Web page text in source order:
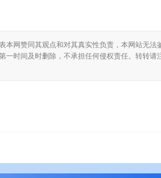
本网赞同其观点和对其真实性负责，本网站无法
一时间及时删除，不承担任何侵权责任。转转请